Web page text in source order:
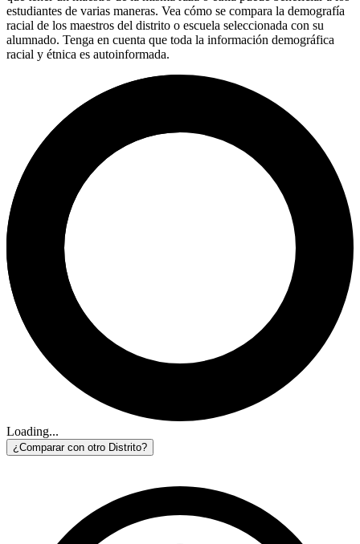
estudiantes de varias maneras. Vea cómo se compara la demografía
racial de los maestros del distrito o escuela seleccionada con su
alumnado. Tenga en cuenta que toda la información demográfica
racial y étnica es autoinformada.
Loading...
¿Comparar con otro Distrito?